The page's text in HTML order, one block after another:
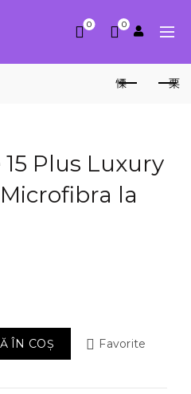
0 0
Plus Luxury
la
15 Plus Luxury Elegance cu
ÎN COȘ Favorite